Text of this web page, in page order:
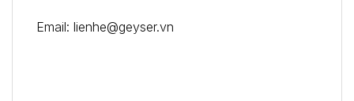
Email: lienhe@geyser.vn